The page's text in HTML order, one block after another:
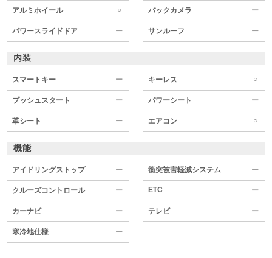
アルミホイール ○ バックカメラ ー
パワースライドドア ー サンルーフ ー
内装
スマートキー ー キーレス ○
プッシュスタート ー パワーシート ー
革シート ー エアコン ○
機能
アイドリングストップ ー 衝突被害軽減システム ー
クルーズコントロール ー ETC ー
カーナビ ー テレビ ー
寒冷地仕様 ー